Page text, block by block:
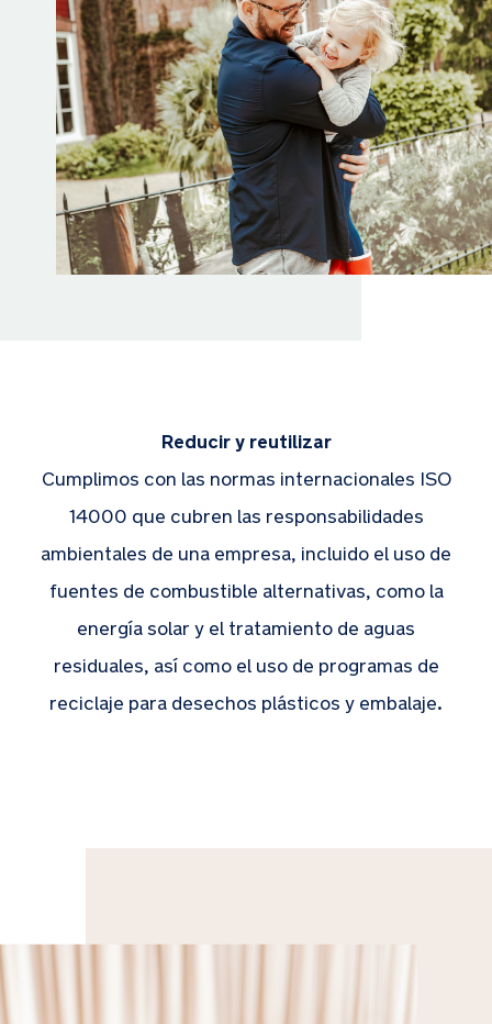
Reducir y reutilizar
Cumplimos con las normas internacionales ISO
14000 que cubren las responsabilidades
ambientales de una empresa, incluido el uso de
fuentes de combustible alternativas, como la
energía solar y el tratamiento de aguas
residuales, así como el uso de programas de
reciclaje para desechos plásticos y embalaje.